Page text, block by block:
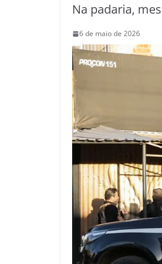
Na padaria,
6 de maio de 2026